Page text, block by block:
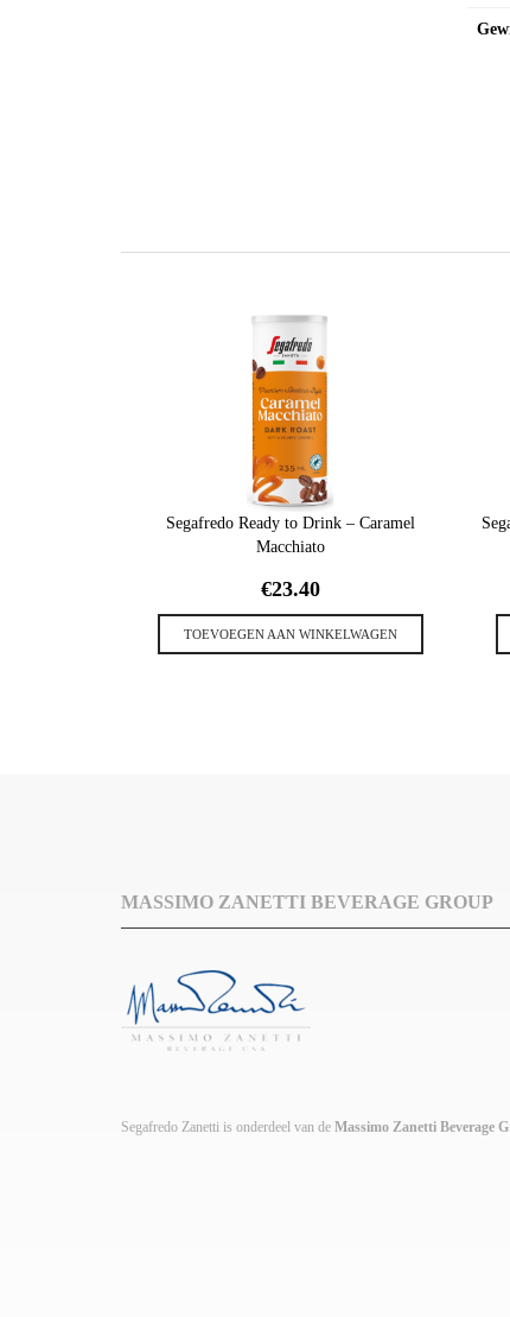
Segafredo Ready to Drink – Caramel
Macchiato
€23.40
TOEVOEGEN AAN WINKELWAGEN
MASSIMO ZANETTI BEVERAGE GROUP
Segafredo Zanetti is onderdeel van de Massimo Zanetti Beverage